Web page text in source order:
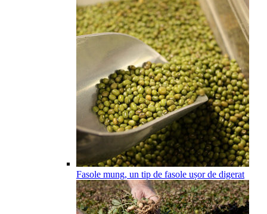
Fasole mung, un tip de fasole ușor de digerat